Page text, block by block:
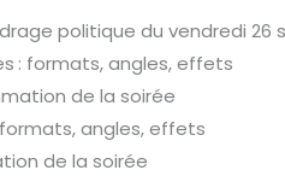
politique du vendredi 26
: formats, angles, effets
de la soirée
angles, effets
de la soirée